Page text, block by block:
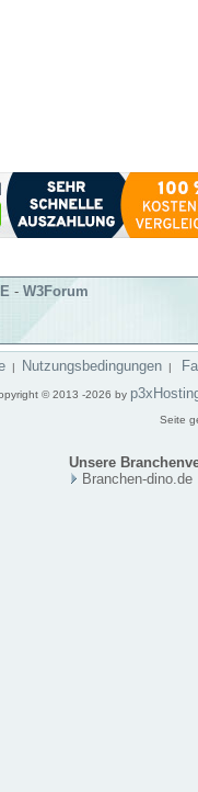
- W3Forum
| Nutzungsbedingungen |
© 2013 -2026 by
Seite
Unsere
Branchen-dino.de